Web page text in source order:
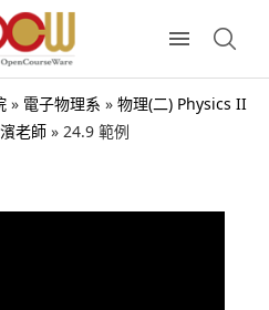
» 電子物理系 » 物理(二) Physics II
老師 » 24.9 範例